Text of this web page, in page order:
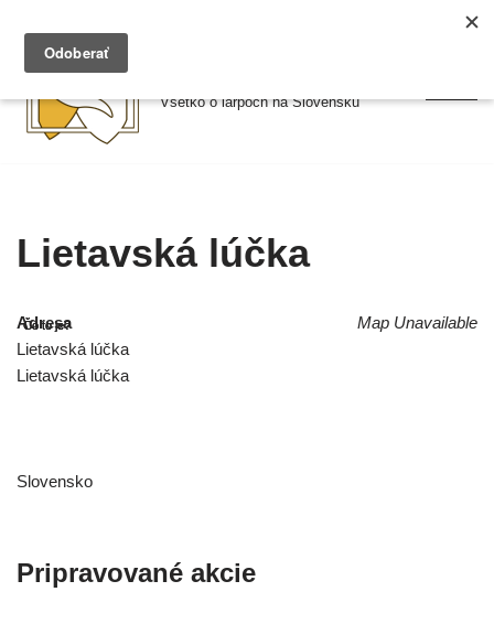
Preskočiť
Všetko o larpoch na Slovensku
Lietavská lúčka
Map Unavailable
Adresa
Lietavská lúčka
Lietavská lúčka
Slovensko
Pripravované akcie